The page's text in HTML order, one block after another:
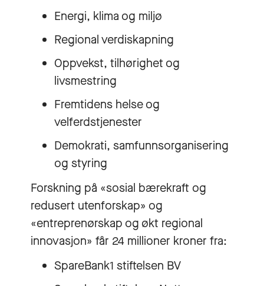
Energi, klima og miljø
Regional verdiskapning
Oppvekst, tilhørighet og
livsmestring
Fremtidens helse og
velferdstjenester
Demokrati, samfunnsorganisering
og styring
Forskning på «sosial bærekraft og
redusert utenforskap» og
«entreprenørskap og økt regional
innovasjon» får 24 millioner kroner fra:
SpareBank1 stiftelsen BV